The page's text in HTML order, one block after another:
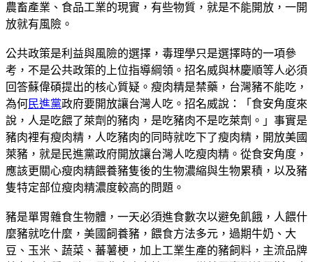
農畜產業、食品工業的現實，有些物質，就是不能開放，一開
放就有風險。
公共政策是利益與風險的選擇，毒理學只是選擇時的一項參
考，不是公共政策的上位指導綱領。招名威與林慶順等人必須
回答蘇偉碩提出的核心質疑。瘦肉精是禁藥，台灣豬不能吃，
為何民進黨政府要開放讓台灣人吃。招名威說：「食安角度來
說，人是吃餵了萊劑的豬肉，是吃豬肉不是吃萊劑。」事實是
豬肉裡有瘦肉精，人吃豬肉的同時就吃下了瘦肉精，開放美國
萊豬，就是民進黨政府開放讓台灣人吃瘦肉精。從食安角度，
應該更關心瘦肉精餵養豬隻後的生物濃縮與生物累積，以及豬
隻特定部位瘦肉精濃度較高的問題。
豬是單胃雜食生物體，一天必須進食數次以避免飢餓，人餵什
麼豬就吃什麼，美國飼養豬，餵食方法多元，過期牛奶、大
豆、玉米、蔬菜、蕃薯梗，加上工業生產的豬飼料，主流品牌